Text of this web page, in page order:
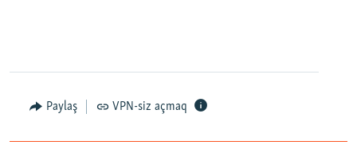
Paylaş VPN-siz açmaq